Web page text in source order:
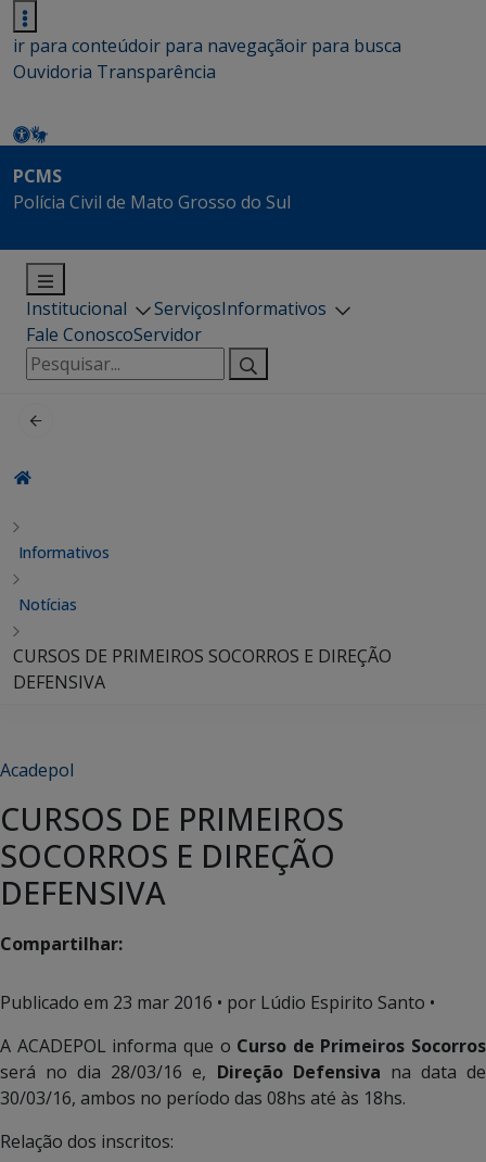
ir para conteúdoir para navegaçãoir para busca
Ouvidoria Transparência
PCMS
Polícia Civil de Mato Grosso do Sul
Institucional ServiçosInformativos
Fale ConoscoServidor
Pesquisar
por:
Informativos
Notícias
CURSOS DE PRIMEIROS SOCORROS E DIREÇÃO
DEFENSIVA
Acadepol
CURSOS DE PRIMEIROS
SOCORROS E DIREÇÃO
DEFENSIVA
Compartilhar:
Publicado em 23 mar 2016 • por Lúdio Espirito Santo •
A ACADEPOL informa que o Curso de Primeiros Socorros
será no dia 28/03/16 e, Direção Defensiva na data de
30/03/16, ambos no período das 08hs até às 18hs.
Relação dos inscritos: